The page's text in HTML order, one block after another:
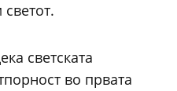
светската
во првата